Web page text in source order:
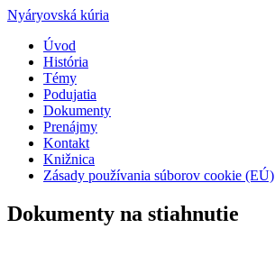
Nyáryovská kúria
Úvod
História
Témy
Podujatia
Dokumenty
Prenájmy
Kontakt
Knižnica
Zásady používania súborov cookie (EÚ)
Dokumenty na stiahnutie